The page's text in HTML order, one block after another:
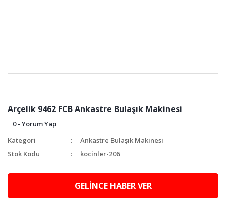
Arçelik 9462 FCB Ankastre Bulaşık Makinesi
0 - Yorum Yap
Kategori
Ankastre Bulaşık Makinesi
Stok Kodu
kocinler-206
GELİNCE HABER VER